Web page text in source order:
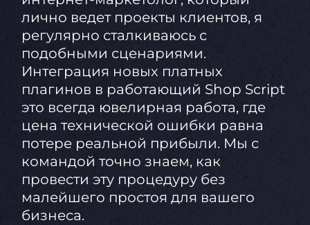
лично ведет проекты клиентов, я
регулярно сталкиваюсь с
подобными сценариями.
Интеграция новых платных
плагинов в работающий Shop Script
это всегда ювелирная работа, где
цена технической ошибки равна
потере реальной прибыли. Мы с
командой точно знаем, как
провести эту процедуру без
малейшего простоя для вашего
бизнеса.